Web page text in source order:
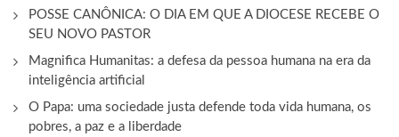
POSSE CANÔNICA: O DIA EM QUE A DIOCESE RECEBE O
SEU NOVO PASTOR
Magnifica Humanitas: a defesa da pessoa humana na era da
inteligência artificial
O Papa: uma sociedade justa defende toda vida humana, os
pobres, a paz e a liberdade